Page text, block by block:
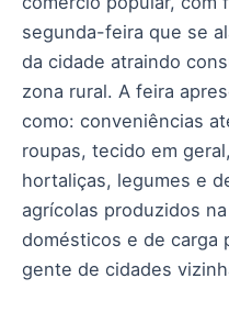
segunda-feira que se
da cidade atraindo
zona rural. A feira
como: conveniências
roupas, tecido em
hortaliças, legumes e
agrícolas produzidos
domésticos e de carga
gente de cidades